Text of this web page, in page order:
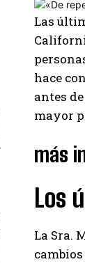
Las
hace
antes
mayor
más
Los
La Sra.